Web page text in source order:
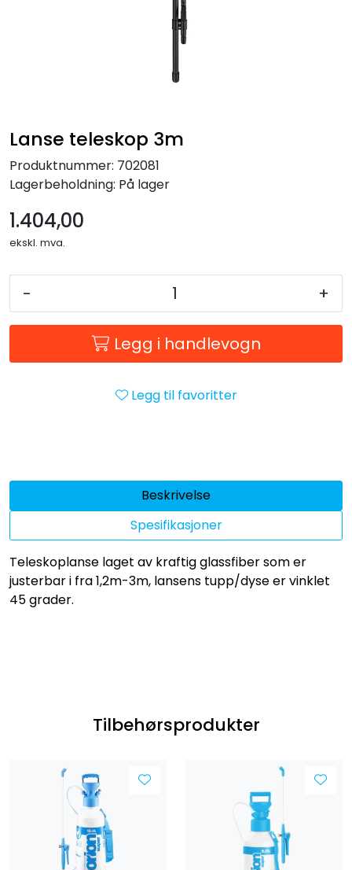
Lanse teleskop 3m
Produktnummer: 702081
Lagerbeholdning: På lager
1.404,00
ekskl. mva.
- +
Legg i handlevogn
Legg til favoritter
Beskrivelse
Spesifikasjoner
Teleskoplanse laget av kraftig glassfiber som er
justerbar i fra 1,2m-3m, lansens tupp/dyse er vinklet
45 grader.
Tilbehørsprodukter